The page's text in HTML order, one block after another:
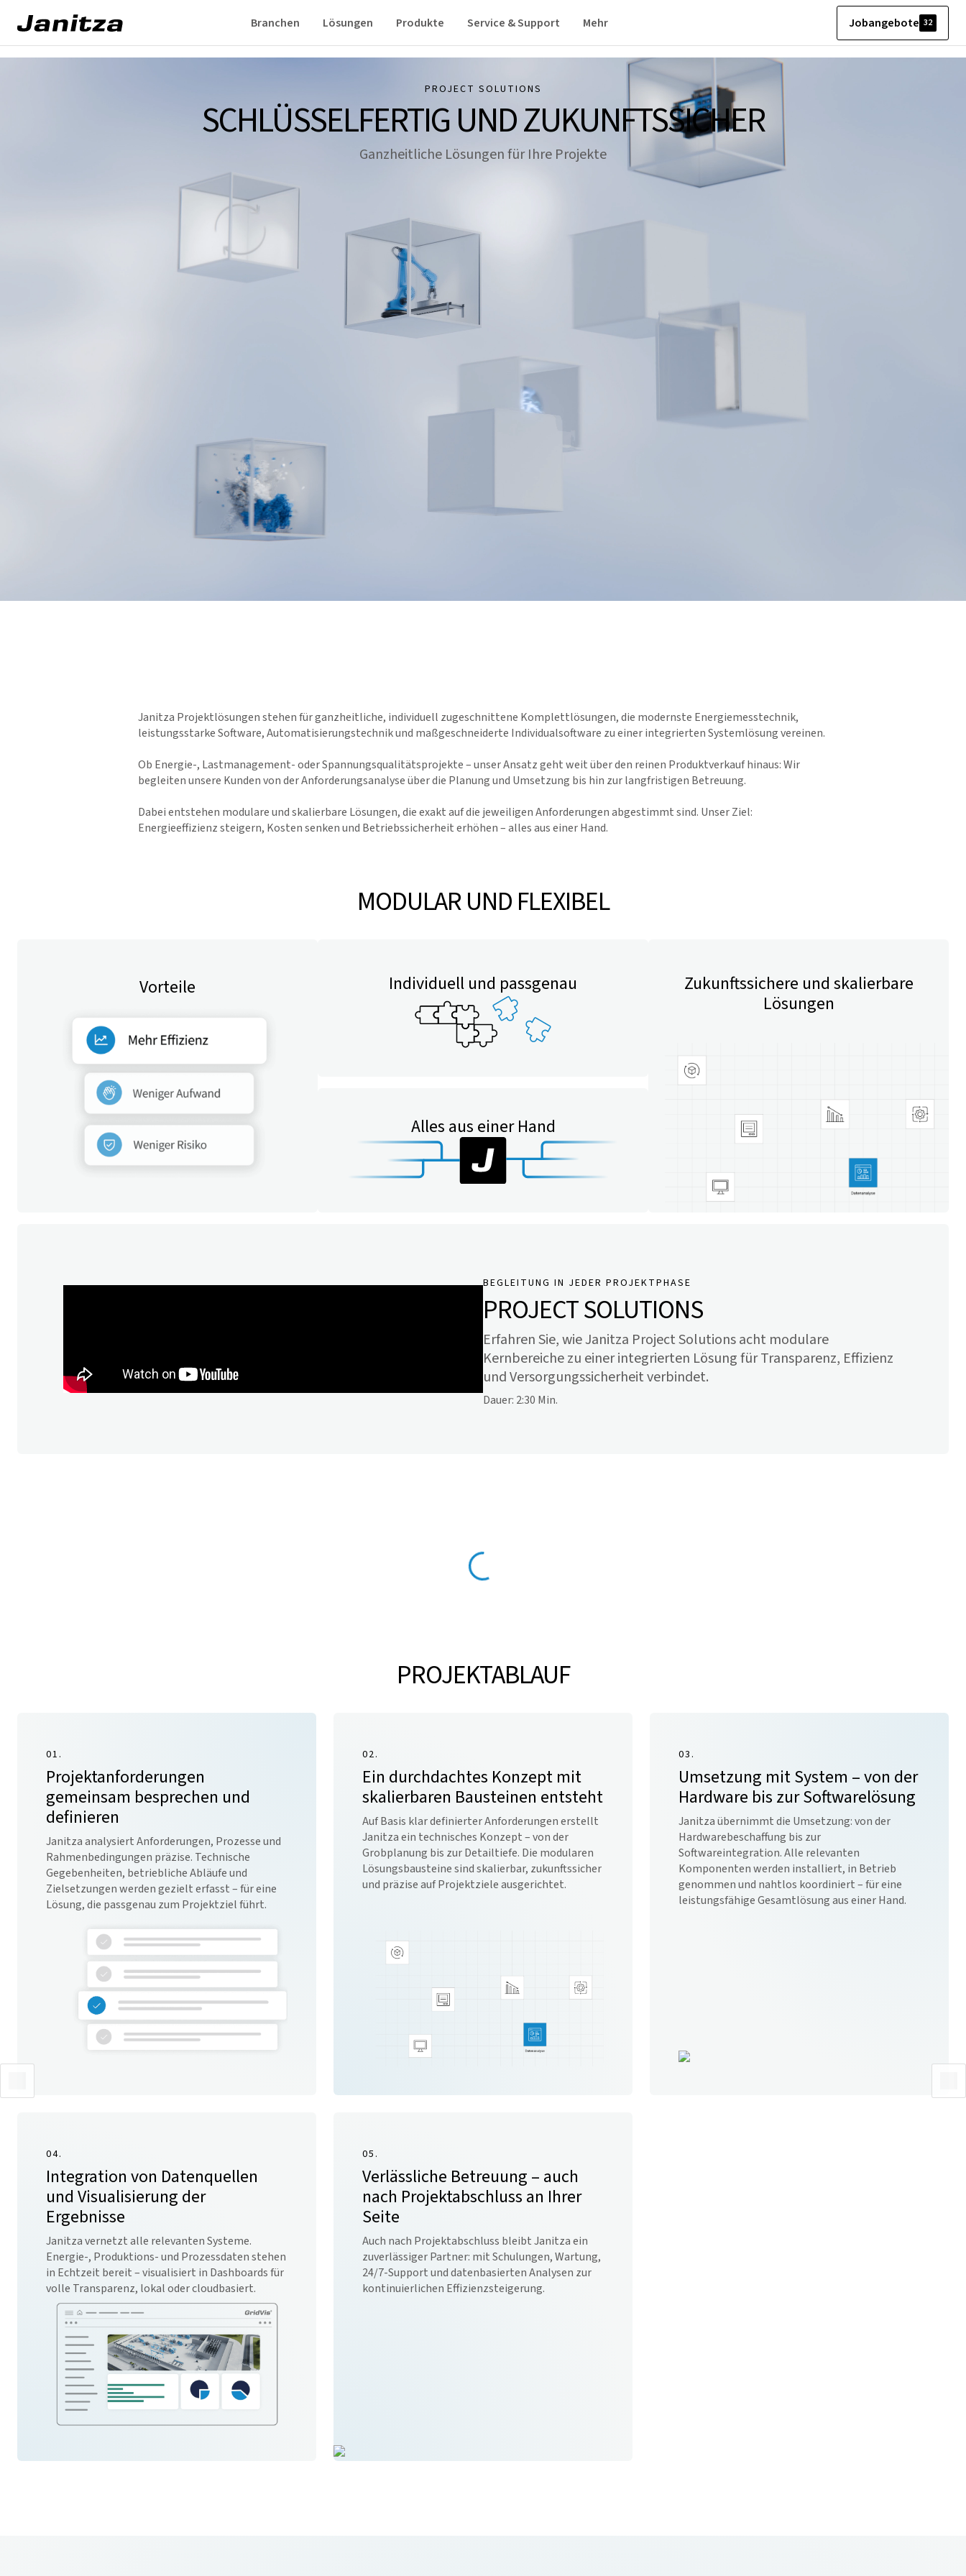
Branchen Lösungen Produkte Service & Support Mehr Jobangebote 32
PROJECT SOLUTIONS
SCHLÜSSELFERTIG UND ZUKUNFTSSICHER
Ganzheitliche Lösungen für Ihre Projekte
Janitza Projektlösungen stehen für ganzheitliche, individuell zugeschnittene Komplettlösungen, die modernste Energiemesstechnik,
leistungsstarke Software, Automatisierungstechnik und maßgeschneiderte Individualsoftware zu einer integrierten Systemlösung vereinen.
Ob Energie-, Lastmanagement- oder Spannungsqualitätsprojekte – unser Ansatz geht weit über den reinen Produktverkauf hinaus: Wir
begleiten unsere Kunden von der Anforderungsanalyse über die Planung und Umsetzung bis hin zur langfristigen Betreuung.
Dabei entstehen modulare und skalierbare Lösungen, die exakt auf die jeweiligen Anforderungen abgestimmt sind. Unser Ziel:
Energieeffizienz steigern, Kosten senken und Betriebssicherheit erhöhen – alles aus einer Hand.
MODULAR UND FLEXIBEL
Vorteile Individuell und passgenau
Alles aus einer Hand
Zukunftssichere und skalierbare
Lösungen
BEGLEITUNG IN JEDER PROJEKTPHASE
PROJECT SOLUTIONS
Erfahren Sie, wie Janitza Project Solutions acht modulare
Kernbereiche zu einer integrierten Lösung für Transparenz, Effizienz
und Versorgungssicherheit verbindet.
Dauer: 2:30 Min.
PROJEKTABLAUF
01.
Projektanforderungen
gemeinsam besprechen und
definieren
Janitza analysiert Anforderungen, Prozesse und
Rahmenbedingungen präzise. Technische
Gegebenheiten, betriebliche Abläufe und
Zielsetzungen werden gezielt erfasst – für eine
Lösung, die passgenau zum Projektziel führt.
02.
Ein durchdachtes Konzept mit
skalierbaren Bausteinen entsteht
Auf Basis klar definierter Anforderungen erstellt
Janitza ein technisches Konzept – von der
Grobplanung bis zur Detailtiefe. Die modularen
Lösungsbausteine sind skalierbar, zukunftssicher
und präzise auf Projektziele ausgerichtet.
03.
Umsetzung mit System – von der
Hardware bis zur Softwarelösung
Janitza übernimmt die Umsetzung: von der
Hardwarebeschaffung bis zur
Softwareintegration. Alle relevanten
Komponenten werden installiert, in Betrieb
genommen und nahtlos koordiniert – für eine
leistungsfähige Gesamtlösung aus einer Hand.
04.
Integration von Datenquellen
und Visualisierung der
Ergebnisse
Janitza vernetzt alle relevanten Systeme.
Energie-, Produktions- und Prozessdaten stehen
in Echtzeit bereit – visualisiert in Dashboards für
volle Transparenz, lokal oder cloudbasiert.
05.
Verlässliche Betreuung – auch
nach Projektabschluss an Ihrer
Seite
Auch nach Projektabschluss bleibt Janitza ein
zuverlässiger Partner: mit Schulungen, Wartung,
24/7-Support und datenbasierten Analysen zur
kontinuierlichen Effizienzsteigerung.